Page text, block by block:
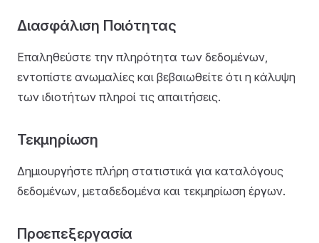
Διασφάλιση Ποιότητας
Επαληθεύστε την πληρότητα των δεδομένων,
εντοπίστε ανωμαλίες και βεβαιωθείτε ότι η κάλυψη
των ιδιοτήτων πληροί τις απαιτήσεις.
Τεκμηρίωση
Δημιουργήστε πλήρη στατιστικά για καταλόγους
δεδομένων, μεταδεδομένα και τεκμηρίωση έργων.
Προεπεξεργασία